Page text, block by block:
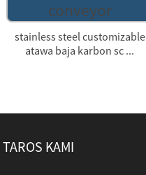
stainless steel customizable
atawa baja karbon sc ...
TAROS KAMI